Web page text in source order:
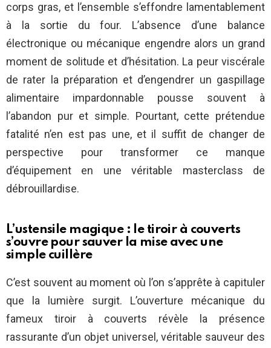
corps gras, et l’ensemble s’effondre lamentablement
à la sortie du four. L’absence d’une balance
électronique ou mécanique engendre alors un grand
moment de solitude et d’hésitation. La peur viscérale
de rater la préparation et d’engendrer un gaspillage
alimentaire impardonnable pousse souvent à
l’abandon pur et simple. Pourtant, cette prétendue
fatalité n’en est pas une, et il suffit de changer de
perspective pour transformer ce manque
d’équipement en une véritable masterclass de
débrouillardise.
L’ustensile magique : le tiroir à couverts
s’ouvre pour sauver la mise avec une
simple cuillère
C’est souvent au moment où l’on s’apprête à capituler
que la lumière surgit. L’ouverture mécanique du
fameux tiroir à couverts révèle la présence
rassurante d’un objet universel, véritable sauveur des